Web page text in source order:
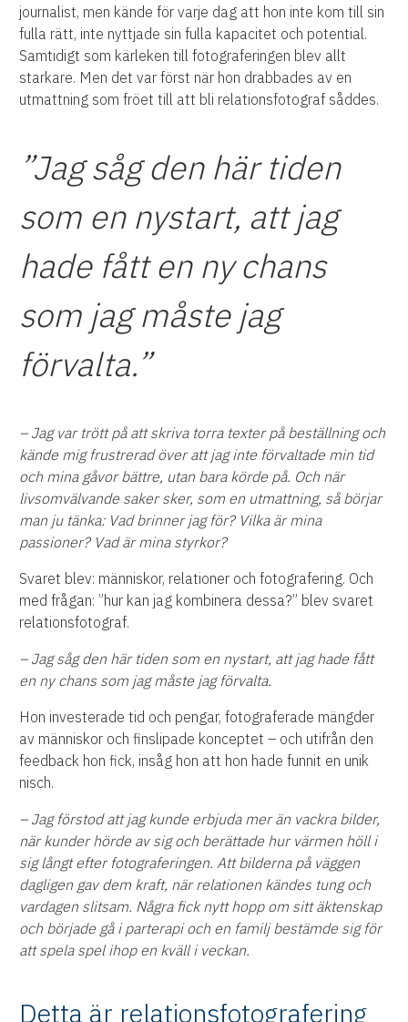
journalist, men kände för varje dag att hon inte kom till sin
fulla rätt, inte nyttjade sin fulla kapacitet och potential.
Samtidigt som kärleken till fotograferingen blev allt
starkare. Men det var först när hon drabbades av en
utmattning som fröet till att bli relationsfotograf såddes.
”Jag såg den här tiden
som en nystart, att jag
hade fått en ny chans
som jag måste jag
förvalta.”
– Jag var trött på att skriva torra texter på beställning och
kände mig frustrerad över att jag inte förvaltade min tid
och mina gåvor bättre, utan bara körde på. Och när
livsomvälvande saker sker, som en utmattning, så börjar
man ju tänka: Vad brinner jag för? Vilka är mina
passioner? Vad är mina styrkor?
Svaret blev: människor, relationer och fotografering. Och
med frågan: ”hur kan jag kombinera dessa?” blev svaret
relationsfotograf.
– Jag såg den här tiden som en nystart, att jag hade fått
en ny chans som jag måste jag förvalta.
Hon investerade tid och pengar, fotograferade mängder
av människor och finslipade konceptet – och utifrån den
feedback hon fick, insåg hon att hon hade funnit en unik
nisch.
– Jag förstod att jag kunde erbjuda mer än vackra bilder,
när kunder hörde av sig och berättade hur värmen höll i
sig långt efter fotograferingen. Att bilderna på väggen
dagligen gav dem kraft, när relationen kändes tung och
vardagen slitsam. Några fick nytt hopp om sitt äktenskap
och började gå i parterapi och en familj bestämde sig för
att spela spel ihop en kväll i veckan.
Detta är relationsfotografering